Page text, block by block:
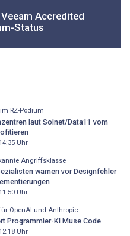
Accredited
Status
RZ-Podium
laut Solnet/Data11 vom
Uhr
Angriffsklasse
warnen vor Designfehler
Uhr
OpenAI und Anthropic
Programmier-KI Muse Code
Uhr